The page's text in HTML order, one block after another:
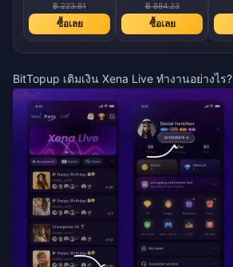
฿ 223.81
ซื้อเลย
฿ 884.23
ซื้อเลย
BitTopup เติมเงิน Xena Live ทำงานอย่างไร?